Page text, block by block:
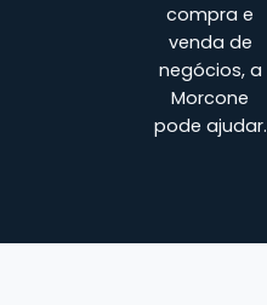
compra e
venda de
negócios, a
Morcone
pode ajudar.